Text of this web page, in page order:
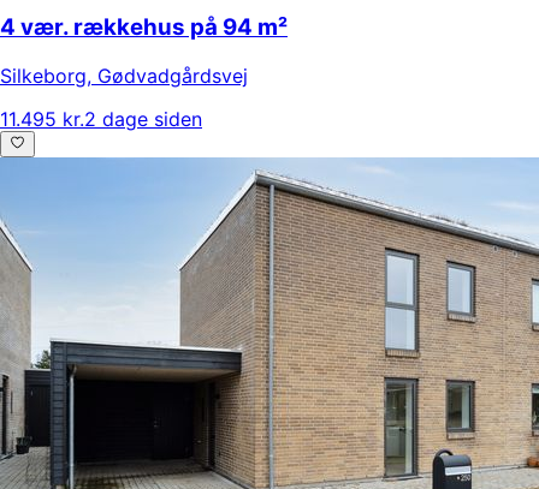
4 vær. rækkehus på 94 m²
Silkeborg, Gødvadgårdsvej
11.495 kr.2 dage siden